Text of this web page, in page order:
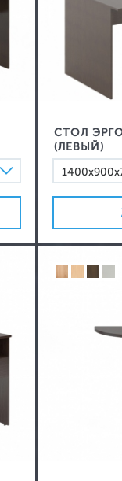
СТОЛ
(ЛЕВЫЙ)